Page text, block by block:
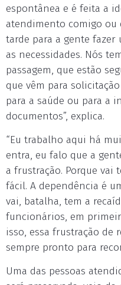
espontânea e é feita a
atendimento comigo ou
tarde para a gente
as necessidades. Nós
passagem, que estão
que vêm para
para a saúde ou para a
documentos”, explica.
“Eu trabalho aqui há
entra, eu falo que a
a frustração. Porque
fácil. A dependência é
vai, batalha, tem a
funcionários, em
isso, essa frustração de
sempre pronto para
Uma das pessoas